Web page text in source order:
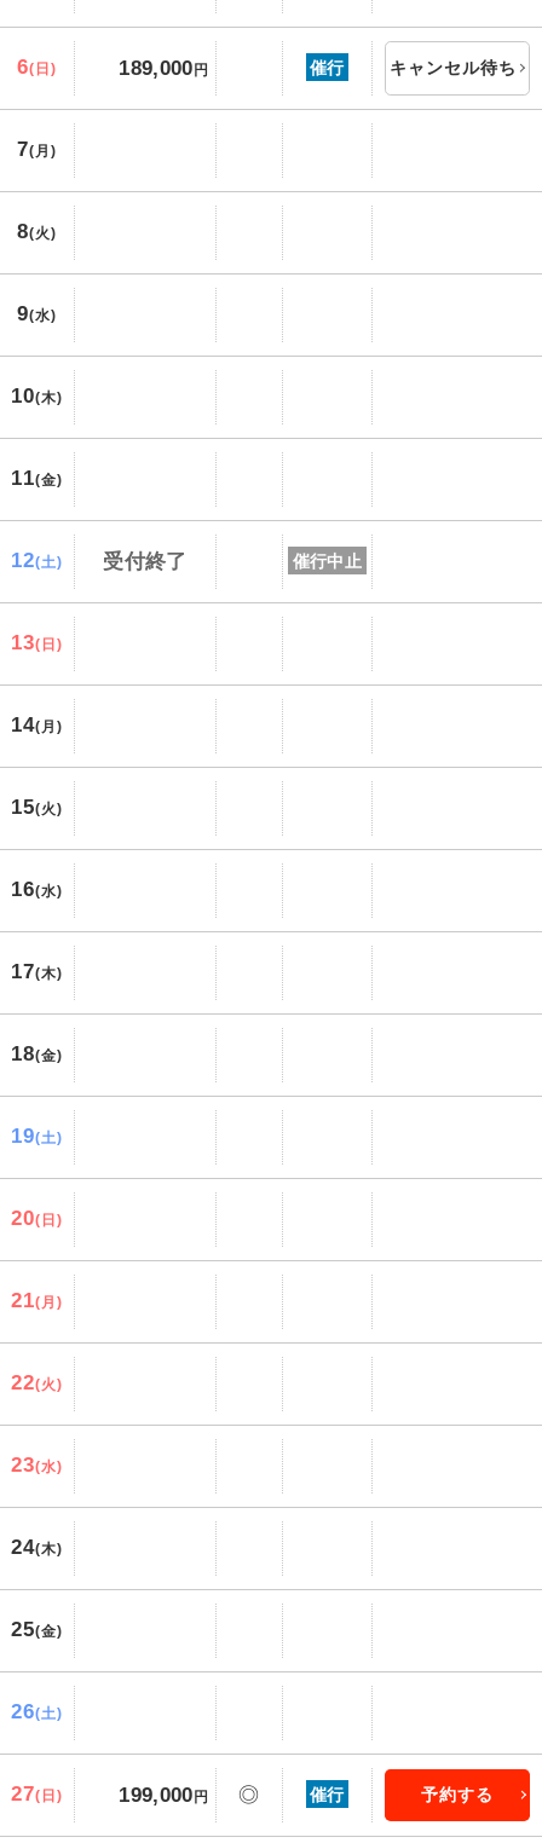
6(日) 189,000円 催行 キャンセル待ち
7(月)
8(火)
9(水)
10(木)
11(金)
12(土) 受付終了 催行中止
13(日)
14(月)
15(火)
16(水)
17(木)
18(金)
19(土)
20(日)
21(月)
22(火)
23(水)
24(木)
25(金)
26(土)
27(日) 199,000円 ◎ 催行 予約する